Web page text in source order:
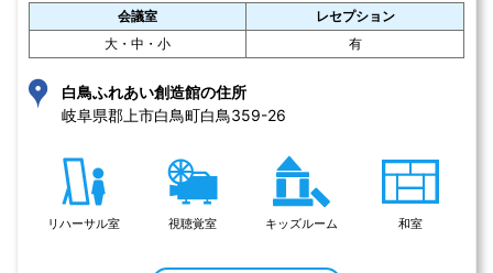
会議室
レセプション
大・中・小
有
白鳥ふれあい創造館の住所
岐阜県郡上市白鳥町白鳥359-26
リハーサル室 視聴覚室 キッズルーム 和室